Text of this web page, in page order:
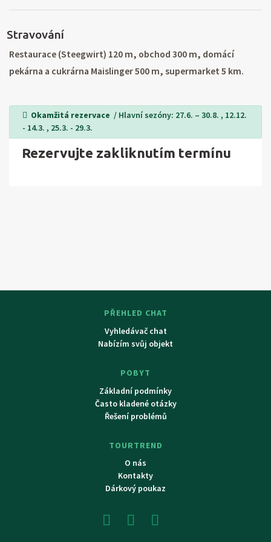
koně, rybaření. Výlety: lázeňské město Bád Goisern 5 km,
lázně Bad Ischl 15 km, Hallstatt se solnou horou (exkurze) 8
km, horská střediska Dachstein a Krippenstein (lanovky a
Stravování
Restaurace (Steegwirt) 120 m, obchod 300 m, domácí
pekárna a cukrárna Maislinger 500 m, supermarket 5 km.
Okamžitá rezervace / Hlavní sezóny: 27.6. – 30.8. , 12.12.
- 14.3. , 25.3. - 29.3.
Rezervujte zakliknutím termínu
PŘEHLED CHAT
Vyhledávač chat
Nabízím svůj objekt
POBYT
Základní podmínky
Často kladené otázky
Řešení problémů
TOURTREND
O nás
Kontakty
Dárkový poukaz